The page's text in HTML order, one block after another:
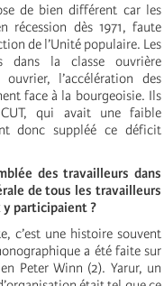
de bien différent car les
récession dès 1971, faute
de l’Unité populaire. Les
dans la classe ouvrière
l’accélération des
face à la bourgeoisie. Ils
qui avait une faible
donc suppléé ce déficit
des travailleurs dans
de tous les travailleurs
y participaient ?
c’est une histoire souvent
a été faite sur
Peter Winn (2). Yarur, un